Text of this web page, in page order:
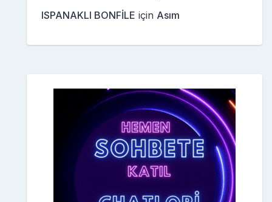
ISPANAKLI BONFİLE için Asım